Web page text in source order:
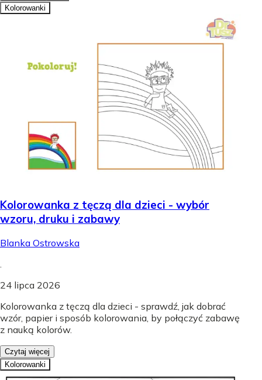
Kolorowanki
Kolorowanka z tęczą dla dzieci - wybór
wzoru, druku i zabawy
Blanka Ostrowska
24 lipca 2026
Kolorowanka z tęczą dla dzieci - sprawdź, jak dobrać
wzór, papier i sposób kolorowania, by połączyć zabawę
z nauką kolorów.
Czytaj więcej
Kolorowanki